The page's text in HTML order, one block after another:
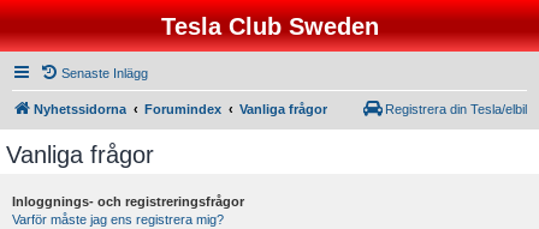
Tesla Club Sweden
Senaste Inlägg
Nyhetssidorna Forumindex Vanliga frågor Registrera din Tesla/elbil
Vanliga frågor
Inloggnings- och registreringsfrågor
Varför måste jag ens registrera mig?